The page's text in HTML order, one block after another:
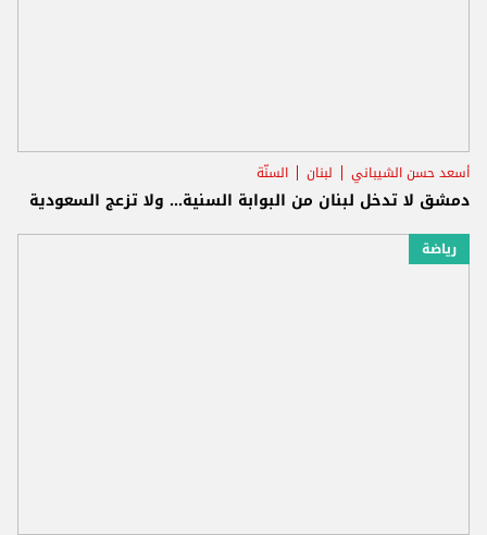
أسعد حسن الشيباني لبنان السنّة
دمشق لا تدخل لبنان من البوابة السنية... ولا تزعج السعودية
رياضة